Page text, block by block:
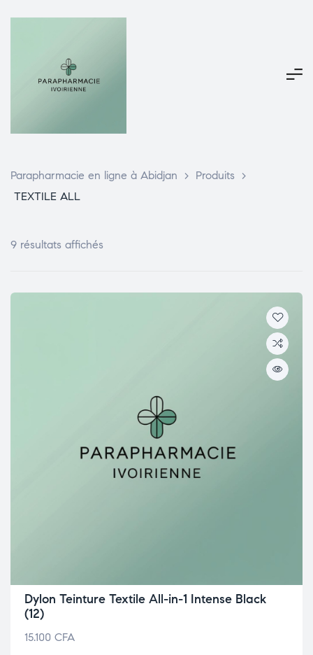
Parapharmacie en ligne à Abidjan > Produits
>
TEXTILE ALL
9 résultats affichés
Dylon Teinture Textile All-in-1 Intense Black
(12)
15.100 CFA